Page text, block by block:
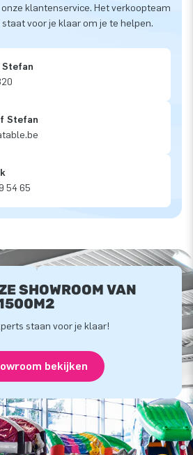
klantenservice. Het verkoopteam
voor je klaar om je te helpen.
Stefan
54 65
SHOWROOM VAN
staan voor je klaar!
bekijken